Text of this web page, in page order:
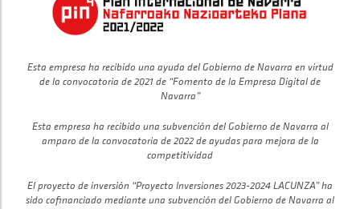
Esta empresa ha recibido una ayuda del Gobierno de Navarra en virtud
de la convocatoria de 2021 de “Fomento de la Empresa Digital de
Navarra”
Esta empresa ha recibido una subvención del Gobierno de Navarra al
amparo de la convocatoria de 2022 de ayudas para mejora de la
competitividad
El proyecto de inversión “Proyecto Inversiones 2023-2024 LACUNZA” ha
sido cofinanciado mediante una subvención del Gobierno de Navarra al